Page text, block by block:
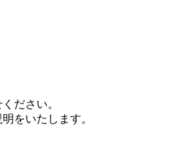
ださい。
をいたします。